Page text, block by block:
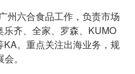
州六合食品工作，负责市场
齐、全家、罗森、KUMO
。重点关注出海业务，规
。